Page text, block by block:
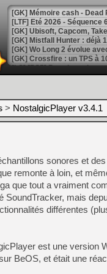
[LTF] Eté 2026 - Séquence
[GK] Mistfall Hunter : déjà
[GK] Wo Long 2 évolue
[GK] Crossfire : un TPS à
[LS] [PS5] Premiers
[Mo5] DOOM arrive en
[GK] Bethesda fête les 30
[GK] Roblox : l'action en
[GK] Agenda - GeForce
[GK] Devolver Digital en a
[LS] [PS5] ps5-y2jb-
[GK] Pourquoi Marvel
[GK] Test : Restory : Chill
[GK] GTA 6 : Rockstar
[GK] Hot Wheels Infinite
[GK] Mémoire cash -
> NostalgicPlayer v3.4.1
sonores et
remonte à loin, et
que tout a vraiment
SoundTracker, mais
différentes
est une version
BeOS, et était une